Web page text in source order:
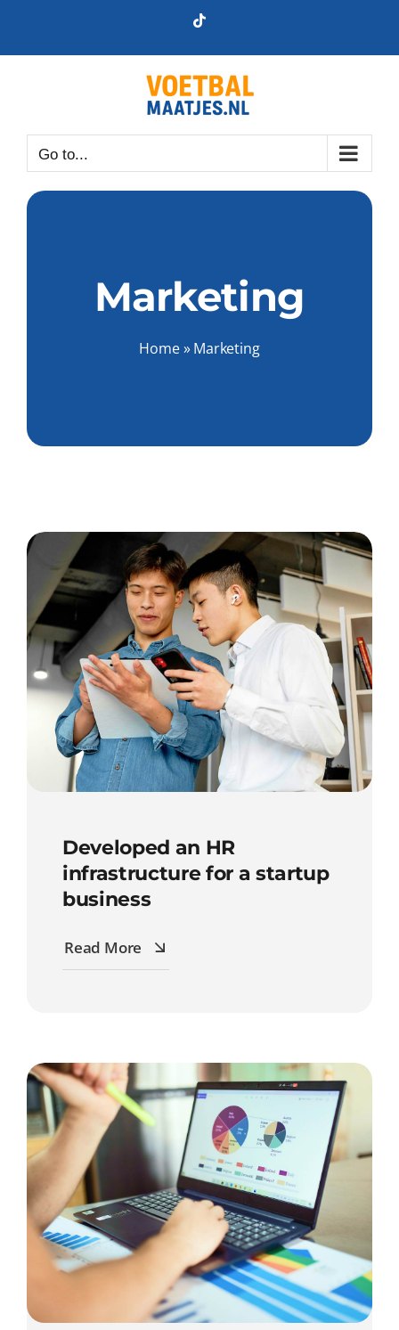
content
Tiktok
Go to...
Marketing
Home»Marketing
Developed an HR
infrastructure for a startup
business
Read More